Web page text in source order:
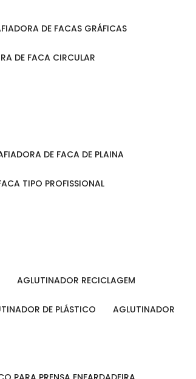
AFIADORA DE FACAS GRÁFICAS
DE FACA CIRCULAR
AFIADORA DE FACA DE PLAINA
TIPO PROFISSIONAL
AGLUTINADOR RECICLAGEM
DE PLÁSTICO AGLUTINADOR